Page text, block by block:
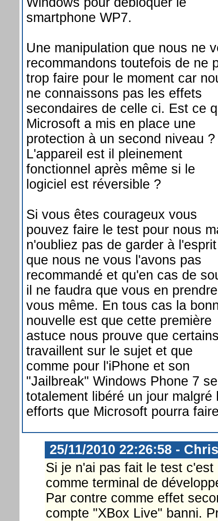
smartphone WP7.
Une manipulation que nous ne
recommandons toutefois de ne
trop faire pour le moment car
ne connaissons pas les effets
secondaires de celle ci. Est ce
Microsoft a mis en place une
protection à un second niveau ?
L'appareil est il pleinement
fonctionnel après même si le
logiciel est réversible ?
Si vous êtes courageux vous
pouvez faire le test pour nous
n'oubliez pas de garder à l'esprit
que nous ne vous l'avons pas
recommandé et qu'en cas de
il ne faudra que vous en
vous même. En tous cas la
nouvelle est que cette première
astuce nous prouve que
travaillent sur le sujet et que
comme pour l'iPhone et son
"Jailbreak" Windows Phone 7
totalement libéré un jour malgré
efforts que Microsoft pourra
25/11/2010 22:26:58 -
Si je n'ai pas fait le test
comme terminal de
Par contre comme effet
compte "XBox Live" banni.